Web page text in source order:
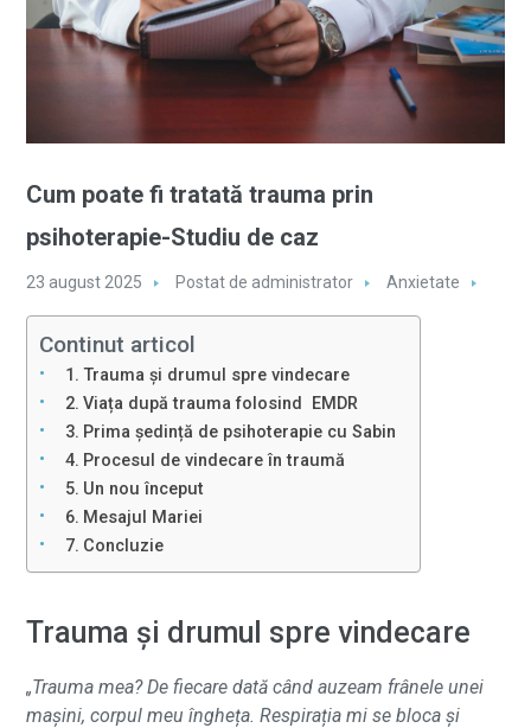
Cum poate fi tratată trauma prin
psihoterapie-Studiu de caz
23 august 2025 Postat de administrator Anxietate
Continut articol
Trauma și drumul spre vindecare
Viața după trauma folosind EMDR
Prima ședință de psihoterapie cu Sabin
Procesul de vindecare în traumă
Un nou început
Mesajul Mariei
Concluzie
Trauma și drumul spre vindecare
„Trauma mea? De fiecare dată când auzeam frânele unei
mașini, corpul meu îngheța. Respirația mi se bloca și